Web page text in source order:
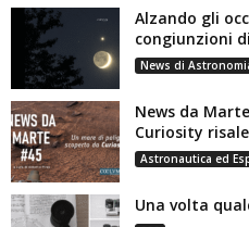
Alzando gli
congiunzioni
News di
News da
Curiosity
Astronautica ed
Una volta